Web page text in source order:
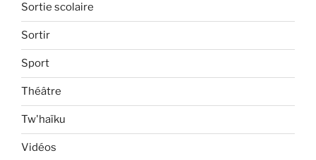
Sortie scolaire
Sortir
Sport
Théâtre
Tw'haïku
Vidéos